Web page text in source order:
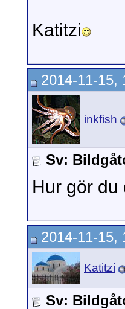
Katitzi
2014-11-15,
inkfish
Sv:
Hur gör du
2014-11-15,
Katitzi
Sv: